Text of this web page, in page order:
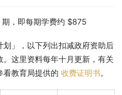
，即每期学费约 $875
」，以下列出扣减政府资助后
这里资料每年十月更新，有关
看教育局提供的 收费证明书。